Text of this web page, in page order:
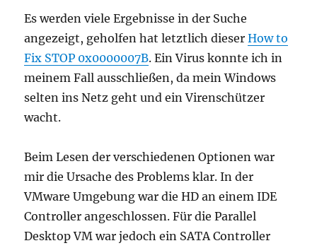
Es werden viele Ergebnisse in der Suche
angezeigt, geholfen hat letztlich dieserHow to
Fix STOP 0x0000007B. Ein Virus konnte ich in
meinem Fall ausschließen, da mein Windows
selten ins Netz geht und ein Virenschützer
wacht.
Beim Lesen der verschiedenen Optionen war
mir die Ursache des Problems klar. In der
VMware Umgebung war die HD an einem IDE
Controller angeschlossen. Für die Parallel
Desktop VM war jedoch ein SATA Controller